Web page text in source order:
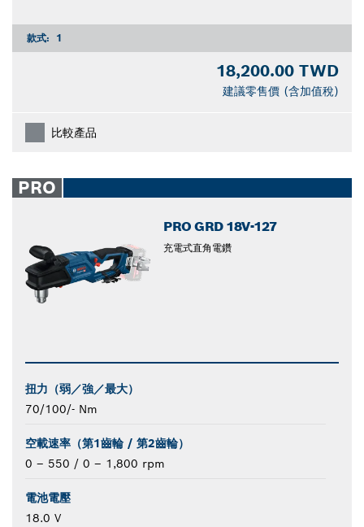
款式: 1
18,200.00 TWD
建議零售價 (含加值稅)
比較產品
PRO
PRO GRD 18V-127
充電式直角電鑽
扭力（弱／強／最大）
70/100/- Nm
空載速率（第1齒輪 / 第2齒輪）
0 – 550 / 0 – 1,800 rpm
電池電壓
18.0 V